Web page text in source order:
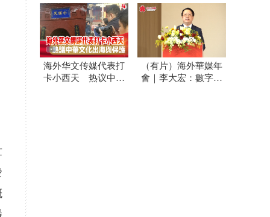
友：海浪守护者
海外华文传媒代表打
卡小西天 热议中华
（有片）海外華媒年
會｜李大宏：數字技